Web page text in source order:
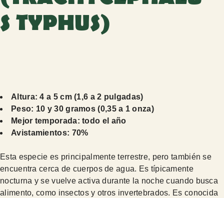
S TYPHUS)
Altura: 4 a 5 cm (1,6 a 2 pulgadas)
Peso: 10 y 30 gramos (0,35 a 1 onza)
Mejor temporada: todo el año
Avistamientos: 70%
Esta especie es principalmente terrestre, pero también se
encuentra cerca de cuerpos de agua. Es típicamente
nocturna y se vuelve activa durante la noche cuando busca
alimento, como insectos y otros invertebrados. Es conocida